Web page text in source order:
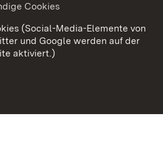
Cookies
Cookies
(Social-Media-Elemente von
und Google werden auf der
aktiviert.)